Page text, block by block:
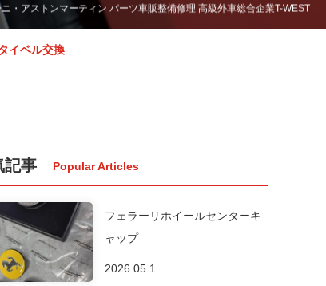
・アストンマーティン パーツ車販整備修理 高級外車総合企業T-WEST
イベル交換
記事
フェラーリホイールセンターキ
ャップ
2026.05.1